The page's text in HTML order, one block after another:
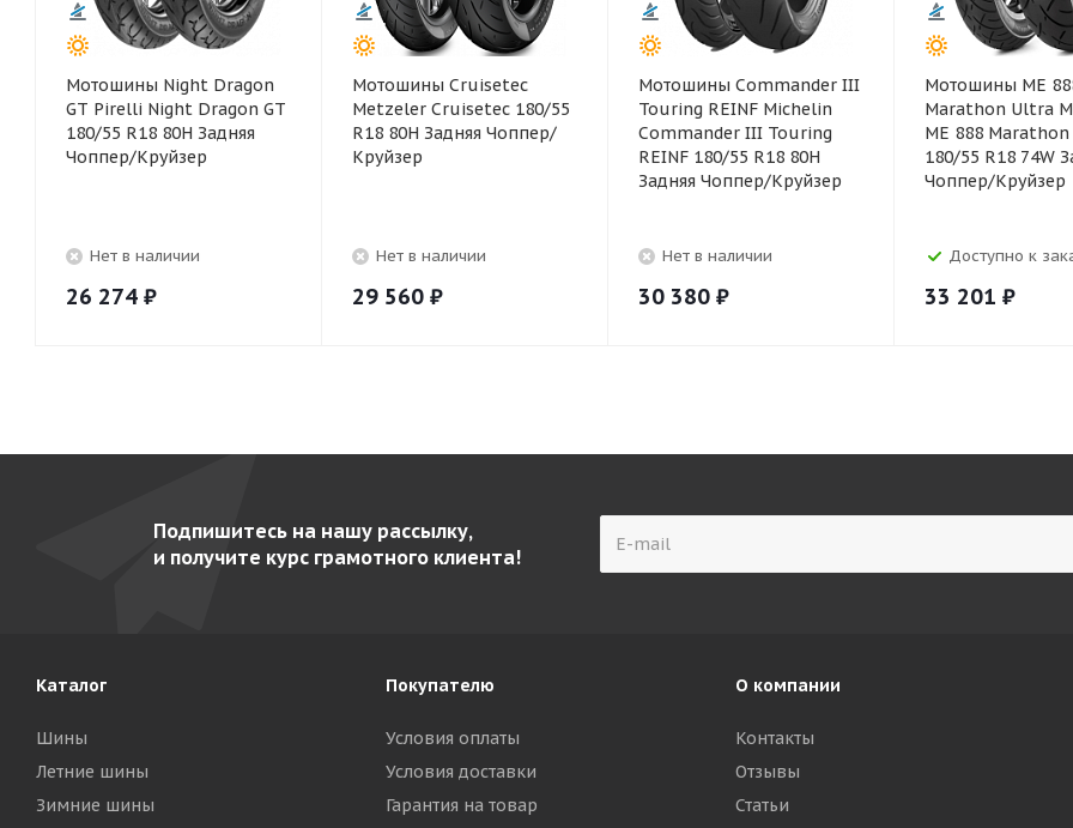
Мотошины Night Dragon
GT Pirelli Night Dragon GT
180/55 R18 80H Задняя
Чоппер/Круйзер
Нет в наличии
26 274 ₽
Мотошины Cruisetec
Metzeler Cruisetec 180/55
R18 80H Задняя Чоппер/
Круйзер
Нет в наличии
29 560 ₽
Мотошины Commander III
Touring REINF Michelin
Commander III Touring
REINF 180/55 R18 80H
Задняя Чоппер/Круйзер
Нет в наличии
30 380 ₽
Мотошины ME
Marathon Ultra
ME 888
180/55 R18 74W
Чоппер/Круйзер
Доступно к
33 201 ₽
Подпишитесь на нашу рассылку,
и получите курс грамотного клиента!
Каталог
Шины
Летние шины
Зимние шины
Покупателю
Условия оплаты
Условия доставки
Гарантия на товар
О компании
Контакты
Отзывы
Статьи